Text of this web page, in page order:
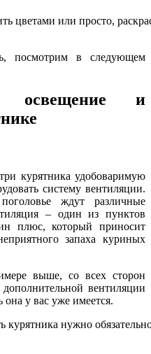
цветами или просто,
посмотрим в следующем
освещение и
курятника удобоваримую
систему вентиляции.
ждут различные
– один из пунктов
плюс, который приносит
запаха куриных
выше, со всех сторон
вентиляции
у вас уже имеется.